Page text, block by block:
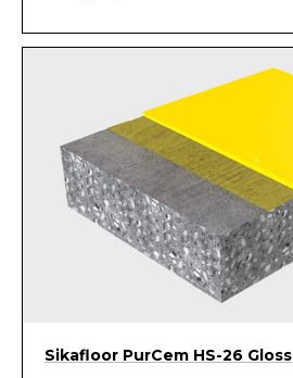
Sikafloor PurCem HS-26 Gloss